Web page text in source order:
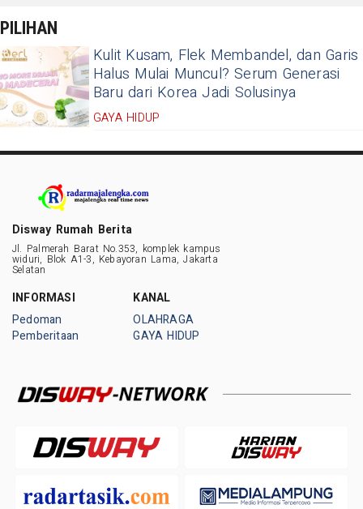
PILIHAN
Kulit Kusam, Flek Membandel, dan Garis
Halus Mulai Muncul? Serum Generasi
Baru dari Korea Jadi Solusinya
GAYA HIDUP
Disway Rumah Berita
Jl. Palmerah Barat No.353, komplek kampus
widuri, Blok A1-3, Kebayoran Lama, Jakarta
Selatan
INFORMASI
Pedoman
Pemberitaan
KANAL
OLAHRAGA
GAYA HIDUP